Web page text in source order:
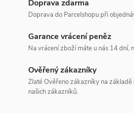
Doprava zdarma
Doprava do Parcelshopu při
Garance vrácení peněz
Na vrácení zboží máte u nás 14 dní,
Ověřený zákazníky
Zlaté Ověřeno zákazníky na
našich zákazníků.